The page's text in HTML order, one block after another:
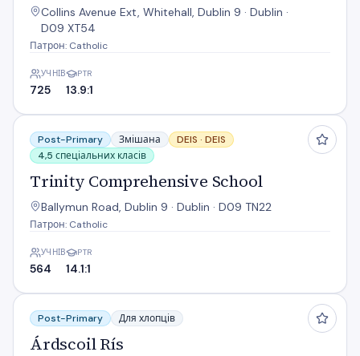
Collins Avenue Ext, Whitehall, Dublin 9 · Dublin ·
D09 XT54
Патрон: Catholic
УЧНІВ
725
PTR
13.9:1
Trinity Comprehensive School
Post-Primary Змішана DEIS · DEIS
4,5 спеціальних класів
Trinity Comprehensive School
Ballymun Road, Dublin 9 · Dublin · D09 TN22
Патрон: Catholic
УЧНІВ
564
PTR
14.1:1
Árdscoil Rís
Post-Primary Для хлопців
Árdscoil Rís